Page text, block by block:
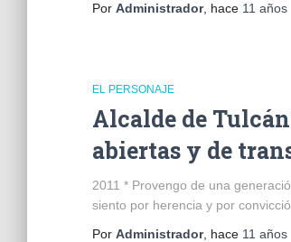
Por Administrador, hace 11 años
EL PERSONAJE
Alcalde de
abiertas y de
2011 * Provengo de una
siento por herencia y por
Por Administrador, hace 11 años